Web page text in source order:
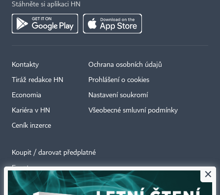
Stáhněte si aplikaci HN
Kontakty
Tiráž redakce HN
Economia
Kariéra v HN
Ceník inzerce
Ochrana osobních údajů
Prohlášení o cookies
Nastavení soukromí
Všeobecné smluvní podmínky
Koupit / darovat předplatné
Eventy
Newslettery
×